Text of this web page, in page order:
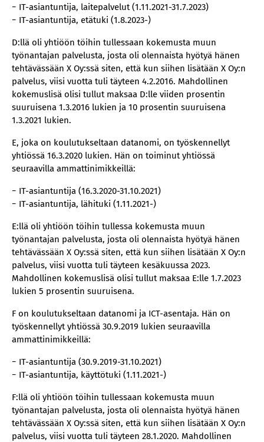
− IT-asiantuntija, laitepalvelut (1.11.2021-31.7.2023)
− IT-asiantuntija, etätuki (1.8.2023-)
D:llä oli yhtiöön töihin tullessaan kokemusta muun
työnantajan palvelusta, josta oli olennaista hyötyä hänen
tehtävässään X Oy:ssä siten, että kun siihen lisätään X Oy:n
palvelus, viisi vuotta tuli täyteen 4.2.2016. Mahdollinen
kokemuslisä olisi tullut maksaa D:lle viiden prosentin
suuruisena 1.3.2016 lukien ja 10 prosentin suuruisena
1.3.2021 lukien.
E, joka on koulutukseltaan datanomi, on työskennellyt
yhtiössä 16.3.2020 lukien. Hän on toiminut yhtiössä
seuraavilla ammattinimikkeillä:
− IT-asiantuntija (16.3.2020-31.10.2021)
− IT-asiantuntija, lähituki (1.11.2021-)
E:llä oli yhtiöön töihin tullessa kokemusta muun
työnantajan palvelusta, josta oli olennaista hyötyä hänen
tehtävässään X Oy:ssä siten, että kun siihen lisätään X Oy:n
palvelus, viisi vuotta tuli täyteen kesäkuussa 2023.
Mahdollinen kokemuslisä olisi tullut maksaa E:lle 1.7.2023
lukien 5 prosentin suuruisena.
F on koulutukseltaan datanomi ja ICT-asentaja. Hän on
työskennellyt yhtiössä 30.9.2019 lukien seuraavilla
ammattinimikkeillä:
− IT-asiantuntija (30.9.2019-31.10.2021)
− IT-asiantuntija, käyttötuki (1.11.2021-)
F:llä oli yhtiöön töihin tullessaan kokemusta muun
työnantajan palvelusta, josta oli olennaista hyötyä hänen
tehtävässään X Oy:ssä siten, että kun siihen lisätään X Oy:n
palvelus, viisi vuotta tuli täyteen 28.1.2020. Mahdollinen